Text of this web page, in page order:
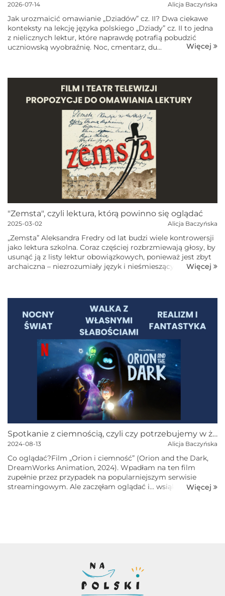
2026-07-14 Alicja Baczyńska
Jak urozmaicić omawianie „Dziadów” cz. II? Dwa ciekawe
konteksty na lekcję języka polskiego „Dziady” cz. II to jedna
z nielicznych lektur, które naprawdę potrafią pobudzić
uczniowską wyobraźnię. Noc, cmentarz, du...
Więcej
"Zemsta", czyli lektura, którą powinno się oglądać
2025-03-02 Alicja Baczyńska
„Zemsta” Aleksandra Fredry od lat budzi wiele kontrowersji
jako lektura szkolna. Coraz częściej rozbrzmiewają głosy, by
usunąć ją z listy lektur obowiązkowych, ponieważ jest zbyt
archaiczna – niezrozumiały język i nieśmieszący już Więcej
Spotkanie z ciemnością, czyli czy potrzebujemy w życiu lęku i mroku?
2024-08-13 Alicja Baczyńska
Co oglądać?Film „Orion i ciemność” (Orion and the Dark,
DreamWorks Animation, 2024). Wpadłam na ten film
zupełnie przez przypadek na popularniejszym serwisie
streamingowym. Ale zaczęłam oglądać i... wsiąkłam!Więcej